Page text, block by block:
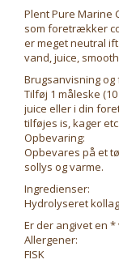
Plent Pure Marine
som foretrækker
er meget neutral
vand, juice,
Brugsanvisning
Tilføj 1 måleske
juice eller i din
tilføjes is, kager
Opbevaring:
Opbevares på et
sollys og varme.
Ingredienser:
Hydrolyseret
Er der angivet en
Allergener:
FISK